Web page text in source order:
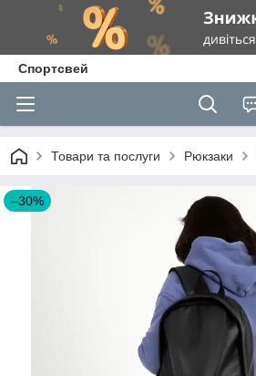
Спортсвей
Товари та послуги Рюкзаки
–30%